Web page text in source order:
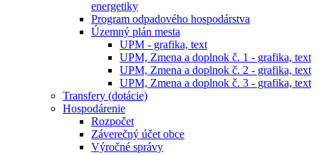
energetiky
Program odpadového hospodárstva
Územný plán mesta
UPM - grafika, text
UPM, Zmena a doplnok č. 1 - grafika, text
UPM, Zmena a doplnok č. 2 - grafika, text
UPM, Zmena a doplnok č. 3 - grafika, text
Transfery (dotácie)
Hospodárenie
Rozpočet
Záverečný účet obce
Výročné správy